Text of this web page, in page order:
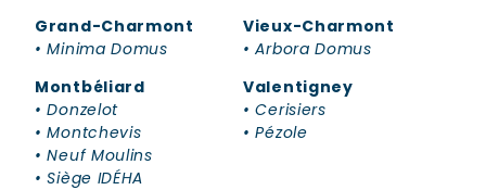
Grand-Charmont
• Minima Domus
Vieux-Charmont
• Arbora Domus
Montbéliard
• Donzelot
• Montchevis
• Neuf Moulins
• Siège IDÉHA
Valentigney
• Cerisiers
• Pézole